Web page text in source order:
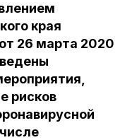
края
26 марта 2020
рисков